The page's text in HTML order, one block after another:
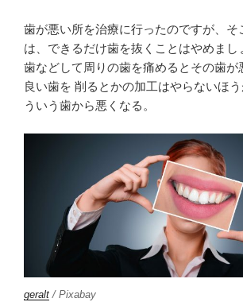
歯が悪い所を治療に行ったのですが、そ
は、できるだけ歯を抜くことはやめまし
歯などして周りの歯を痛めるとその歯が
良い歯を 削るとかの加工はやらないほ
ういう歯から悪くなる。
geralt / Pixabay